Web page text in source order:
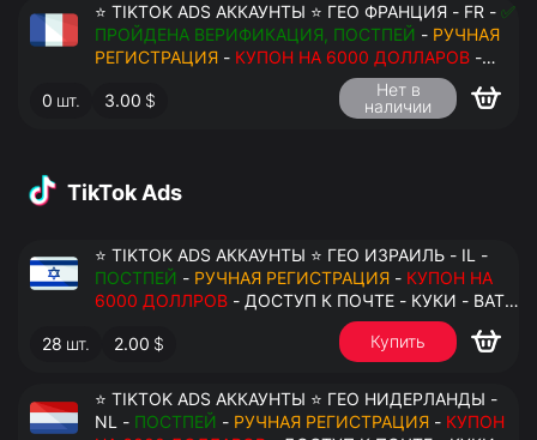
⭐ TIKTOK ADS АККАУНТЫ ⭐ ГЕО ФРАНЦИЯ - FR - ✅
ПРОЙДЕНА ВЕРИФИКАЦИЯ, ПОСТПЕЙ - РУЧНАЯ
РЕГИСТРАЦИЯ - КУПОН НА 6000 ДОЛЛАРОВ -
ДОСТУП К ПОЧТЕ - КУКИ - ВАТ ЗАПОЛНЕН -
ПЕРЕДАЧА В АНТИДЕТЕКТ
0 шт. 3.00 $
Нет в
наличии
TikTok Ads
⭐ TIKTOK ADS АККАУНТЫ ⭐ ГЕО ИЗРАИЛЬ - IL -
ПОСТПЕЙ - РУЧНАЯ РЕГИСТРАЦИЯ - КУПОН НА
6000 ДОЛЛРОВ
ЗАПОЛНЕН - ПЕРЕДАЧА В АНТИДЕТЕКТ
28 шт. 2.00 $ Купить
⭐ TIKTOK ADS АККАУНТЫ ⭐ ГЕО НИДЕРЛАНДЫ -
NL - ПОСТПЕЙ - РУЧНАЯ РЕГИСТРАЦИЯ - КУПОН